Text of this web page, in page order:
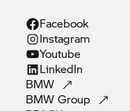
Facebook
Instagram
Youtube
LinkedIn
BMW
BMWGroup